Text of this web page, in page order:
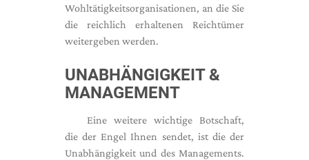
Wohltätigkeitsorganisationen, an die Sie
die reichlich erhaltenen Reichtümer
weitergeben werden.
UNABHÄNGIGKEIT &
MANAGEMENT
Eine weitere wichtige Botschaft,
die der Engel Ihnen sendet, ist die der
Unabhängigkeit und des Managements.